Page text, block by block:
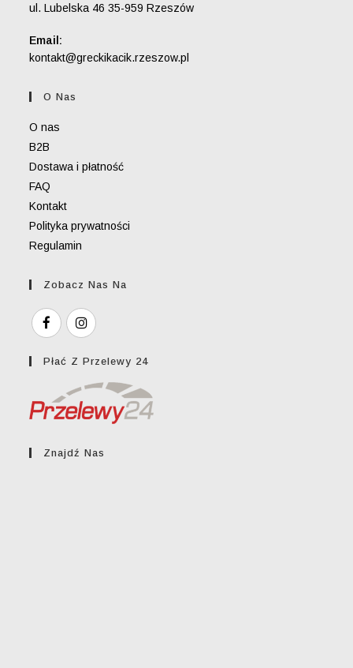
ul. Lubelska 46 35-959 Rzeszów
Email:
kontakt@greckikacik.rzeszow.pl
O Nas
O nas
B2B
Dostawa i płatność
FAQ
Kontakt
Polityka prywatności
Regulamin
Zobacz Nas Na
Płać Z Przelewy 24
Znajdź Nas